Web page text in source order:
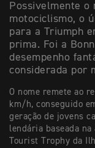
Possivelmente o
motociclismo, o
para a Triumph
prima. Foi a
desempenho
considerada por
O nome remete ao
km/h, conseguido
geração de jovens
lendária baseada
Tourist Trophy da